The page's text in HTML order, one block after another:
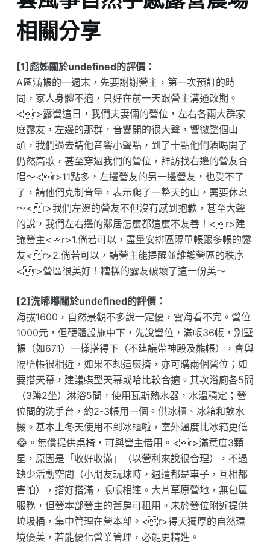
相關分享
[1]彪姊關於undefined的評價：
A區滿帳的一週末，先要謝謝營主，第一次預訂的時
間，家人身體不適，只好在前一天跟營主溝通改期。
<r>露營這日，我們夫妻倆的營位，左右各兩大群家
庭露友，左邊的那群，音響開的很大聲，響徹整個山
頭，我們過去請他音響小聲點，到了十點他們酒喝開了
仍然高歌，甚至穿過我們的營位，拜訪找右邊的營友合
唱～<r>11點多，左邊營友的另一邊營友，也受不了
了，請他們克制音量，表示爬了一整天的山，需要休息
～<r>我們左邊的營友不但沒有感到抱歉，甚至大聲
的說，我們左右邊的鄰居怎麼都這麼不友善！<r>建
議營主<r>1.倘若可以，盡量安排區隔單帳跟多帳的露
友<r>2.倘若可以，請營主能提醒並維護營區的秩序
<r>營區很美好！糟糕的露友破壞了這一份美～
[2]洗嘟嘟關於undefined的評價：
海拔1600，自然景觀不多說一定優，雲海看不完。營位
1000元，但硬體設施中下，先說營位，滿帳36帳，別墅
帳（如671）一樣搭得下（不建議帶神殿及熊帳），會與
隔壁帳很相近，如果不想這麼擠，亦可購兩個營位；如
要搭天幕，建議蝶型天幕或哈比較合適。其次浴廁各5間
（3蹲2坐）淋浴5間，使用瓦斯熱水器，水溫穩定；營
位間的洗手台，約2-3帳用一個。供冰櫃、冰箱和飲水
機。基本上冬天使用不到冰櫃啦，室外溫度比冰箱更低
😂。無償提供桌椅，可與營主借用。<r>滿意度3顆
星，原因是「收好收滿」（以營利來說很合理），不過
缺少活動空間（小朋友玩球時，週遭都是車子，互相都
害怕），搭好搭滿，帳帳相連。大片草原營地，無包區
服務，但營本部營主的舊房可租用。未於營位附近提供
垃圾桶，集中管理在營本部。<r>得天獨厚的自然環
境優美，若能優化營業管理，必能更精進。